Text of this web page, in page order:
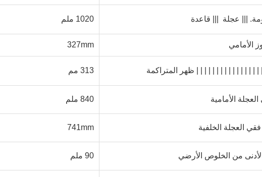
||| عجلة ||| قاعدة 1020 ملم
الأمامي 327mm
ظهر المتراكمة 313 مم
الأمامية 840 ملم
فقي العجلة الخلفية 741mm
الأدنى من الخلوص الأرضي 90 ملم